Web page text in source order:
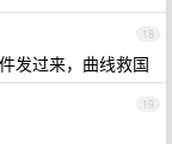
18
发过来，曲线救国
19